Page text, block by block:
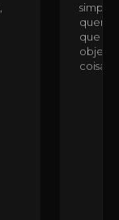
quem
que
coisas,